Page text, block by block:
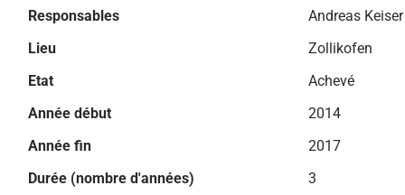
Responsables
Andreas
Lieu
Zollikofen
Etat
Achevé
Année début
2014
Année fin
2017
Durée (nombre d'années)
3